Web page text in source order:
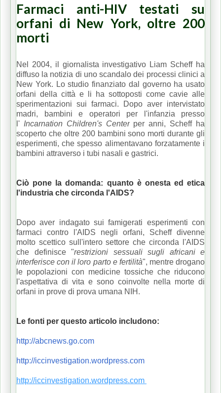
Farmaci anti-HIV testati su
orfani di New York, oltre 200
morti
Nel 2004, il giornalista investigativo Liam Scheff ha
diffuso la notizia di uno scandalo dei processi clinici a
New York. Lo studio finanziato dal governo ha usato
orfani della città e li ha sottoposti come cavie alle
sperimentazioni sui farmaci.
Dopo aver intervistato
madri, bambini e operatori per l'infanzia presso
l' Incarnation Children's Centerper anni, Scheff ha
scoperto che oltre 200 bambini sono morti durante gli
esperimenti, che spesso alimentavano forzatamente i
bambini attraverso i tubi nasali e gastrici.
Ciò pone la domanda: quanto è onesta ed etica
l'industria che circonda l'AIDS?
Dopo aver indagato sui famigerati esperimenti con
farmaci contro l'AIDS negli orfani, Scheff divenne
molto scettico sull'intero settore che circonda l'AIDS
che definisce "restrizioni sessuali sugli africani e
interferisce con il loro parto e fertilità", mentre drogano
le popolazioni con medicine tossiche che riducono
l'aspettativa di vita e sono coinvolte nella morte di
orfani in prove di prova umana NIH.
Le fonti per questo articolo includono:
http://abcnews.go.com
http://iccinvestigation.wordpress.com
http://iccinvestigation.wordpress.com